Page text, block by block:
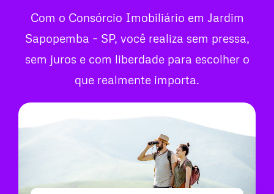
Com o Consórcio Imobiliário em Jardim
Sapopemba – SP, você realiza sem pressa,
sem juros e com liberdade para escolher o
que realmente importa.